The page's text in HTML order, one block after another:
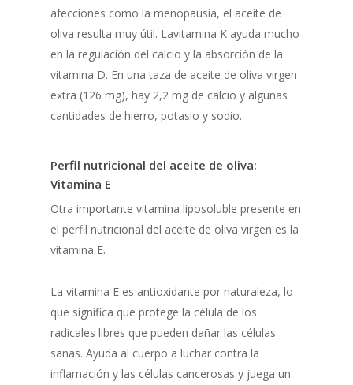
afecciones como la menopausia, el aceite de
oliva resulta muy útil. Lavitamina K ayuda mucho
en la regulación del calcio y la absorción de la
vitamina D. En una taza de aceite de oliva virgen
extra (126 mg), hay 2,2 mg de calcio y algunas
cantidades de hierro, potasio y sodio.
Perfil nutricional del aceite de oliva:
Vitamina E
Otra importante vitamina liposoluble presente en
el perfil nutricional del aceite de oliva virgen es la
vitamina E.
La vitamina E es antioxidante por naturaleza, lo
que significa que protege la célula de los
radicales libres que pueden dañar las células
sanas. Ayuda al cuerpo a luchar contra la
inflamación y las células cancerosas y juega un